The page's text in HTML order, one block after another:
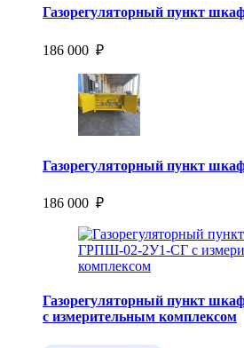
Газорегуляторный пункт
186 000 ₽
Газорегуляторный пункт
186 000 ₽
Газорегуляторный пункт
с измерительным комплексом